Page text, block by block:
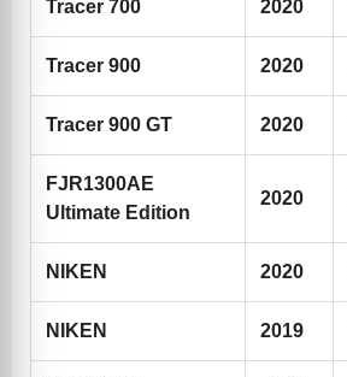
Tracer 700 2020
Tracer 900 2020
Tracer 900 GT 2020
FJR1300AE
Ultimate Edition
2020
NIKEN 2020
NIKEN 2019